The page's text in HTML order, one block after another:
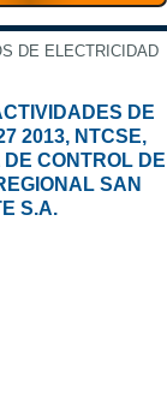
DE ELECTRICIDAD
DE
2013, NTCSE,
CONTROL DE
SAN
S.A.